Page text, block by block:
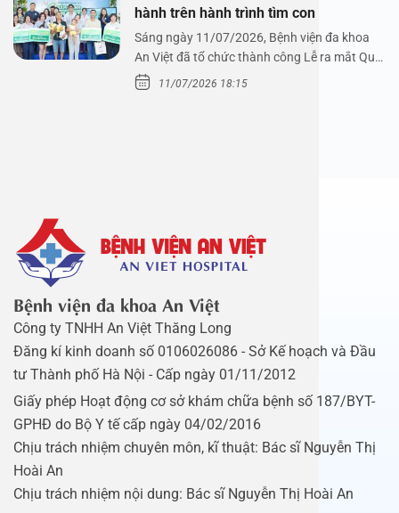
hành trên hành trình tìm con
Sáng ngày 11/07/2026, Bệnh viện đa khoa
An Việt đã tổ chức thành công Lễ ra mắt Quỹ
Mầm Xanh…
11/07/2026 18:15
Bệnh viện đa khoa An Việt
Công ty TNHH An Việt Thăng Long
Đăng kí kinh doanh số 0106026086 - Sở Kế hoạch và Đầu
tư Thành phố Hà Nội - Cấp ngày 01/11/2012
Giấy phép Hoạt động cơ sở khám chữa bệnh số 187/BYT-
GPHĐ do Bộ Y tế cấp ngày 04/02/2016
Chịu trách nhiệm chuyên môn, kĩ thuật: Bác sĩ Nguyễn Thị
Hoài An
Chịu trách nhiệm nội dung: Bác sĩ Nguyễn Thị Hoài An